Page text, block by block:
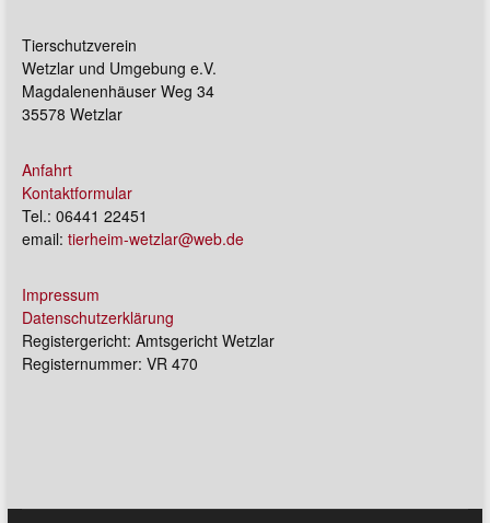
Tierschutzverein
Wetzlar und Umgebung e.V.
Magdalenenhäuser Weg 34
35578 Wetzlar
Anfahrt
Kontaktformular
Tel.: 06441 22451
email: tierheim-wetzlar@web.de
Impressum
Datenschutzerklärung
Registergericht: Amtsgericht Wetzlar
Registernummer: VR 470